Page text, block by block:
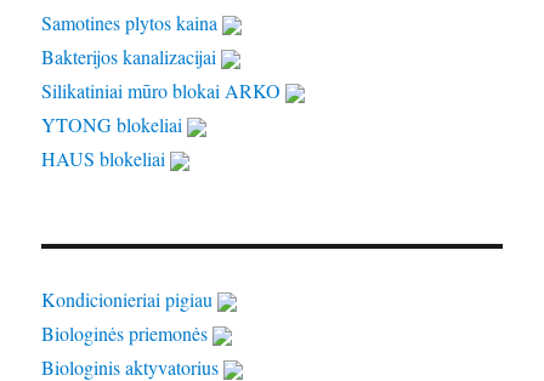
Samotines plytos kaina
Bakterijos kanalizacijai
Silikatiniai mūro blokai ARKO
YTONG blokeliai
HAUS blokeliai
Kondicionieriai pigiau
Biologinės priemonės
Biologinis aktyvatorius